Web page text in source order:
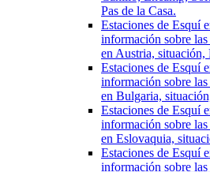
Pas de la Casa.
Estaciones de Esquí
información sobre
en Austria, situación,
Estaciones de Esquí
información sobre
en Bulgaria,
Estaciones de Esquí
información sobre
en Eslovaquia,
Estaciones de Esquí
información sobre